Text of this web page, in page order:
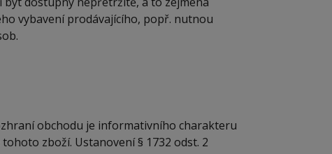
vybavení prodávajícího, popř. nutnou
obchodu je informativního charakteru
zboží. Ustanovení § 1732 odst. 2